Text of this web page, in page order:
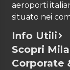
aeroporti
situato nei
Info Utili
Scopri
Corporate